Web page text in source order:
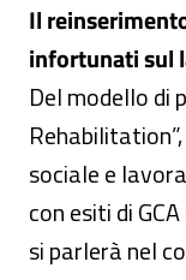
Il
infortunati sul
Del modello di
sociale e
con esiti di
si parlerà nel